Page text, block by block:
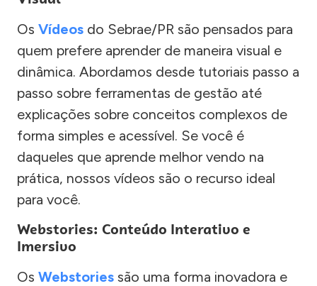
Os Vídeos do Sebrae/PR são pensados para
quem prefere aprender de maneira visual e
dinâmica. Abordamos desde tutoriais passo a
passo sobre ferramentas de gestão até
explicações sobre conceitos complexos de
forma simples e acessível. Se você é
daqueles que aprende melhor vendo na
prática, nossos vídeos são o recurso ideal
para você.
Webstories: Conteúdo Interativo e
Imersivo
Os Webstories são uma forma inovadora e